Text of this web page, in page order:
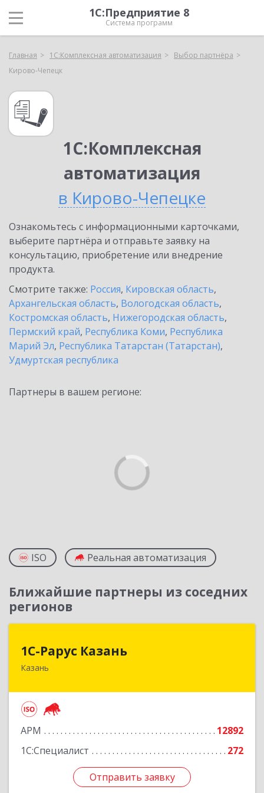
1С:Предприятие 8
Система программ
Главная 1С:Комплексная автоматизация
Выбор партнёра
Кирово-Чепецк
1С:Комплексная
автоматизация
в Кирово-Чепецке
Ознакомьтесь с информационными карточками,
выберите партнёра и отправьте заявку на
консультацию, приобретение или внедрение
продукта.
Смотрите также: Россия, Кировская область,
Архангельская область, Вологодская область,
Костромская область, Нижегородская область,
Пермский край, Республика Коми, Республика
Марий Эл, Республика Татарстан (Татарстан),
Удмуртская республика
Партнеры в вашем регионе:
ISO Реальная автоматизация
Ближайшие партнеры из соседних
регионов
1С-Рарус Казань
Казань
АРМ
12892
1С:Специалист
272
Отправить заявку
420088, Татарстан Респ, Казань г, Победы пр-
Отправить заявку